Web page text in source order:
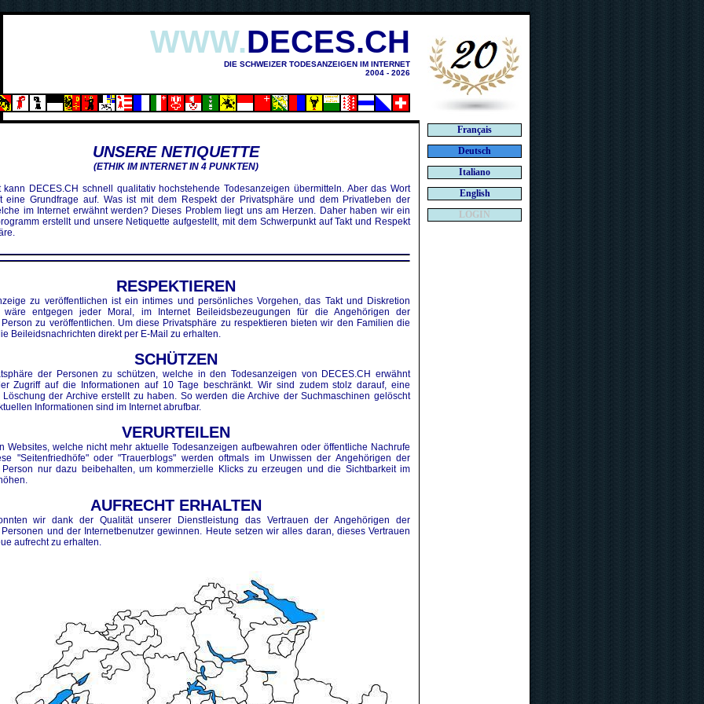
WWW.DECES.CH
DIE SCHWEIZER TODESANZEIGEN IM INTERNET
2004 - 2026
UNSERE NETIQUETTE
(ETHIK IM INTERNET IN 4 PUNKTEN)
kann DECES.CH schnell qualitativ hochstehende Todesanzeigen übermitteln. Aber das Wort
eine Grundfrage auf. Was ist mit dem Respekt der Privatsphäre und dem Privatleben der
im Internet erwähnt werden? Dieses Problem liegt uns am Herzen. Daher haben wir ein
erstellt und unsere Netiquette aufgestellt, mit dem Schwerpunkt auf Takt und Respekt
RESPEKTIEREN
zu veröffentlichen ist ein intimes und persönliches Vorgehen, das Takt und Diskretion
wäre entgegen jeder Moral, im Internet Beileidsbezeugungen für die Angehörigen der
zu veröffentlichen. Um diese Privatsphäre zu respektieren bieten wir den Familien die
Beileidsnachrichten direkt per E-Mail zu erhalten.
SCHÜTZEN
der Personen zu schützen, welche in den Todesanzeigen von DECES.CH erwähnt
Zugriff auf die Informationen auf 10 Tage beschränkt. Wir sind zudem stolz darauf, eine
Löschung der Archive erstellt zu haben. So werden die Archive der Suchmaschinen gelöscht
Informationen sind im Internet abrufbar.
VERURTEILEN
Websites, welche nicht mehr aktuelle Todesanzeigen aufbewahren oder öffentliche Nachrufe
"Seitenfriedhöfe" oder "Trauerblogs" werden oftmals im Unwissen der Angehörigen der
Person nur dazu beibehalten, um kommerzielle Klicks zu erzeugen und die Sichtbarkeit im
AUFRECHT ERHALTEN
wir dank der Qualität unserer Dienstleistung das Vertrauen der Angehörigen der
und der Internetbenutzer gewinnen. Heute setzen wir alles daran, dieses Vertrauen
aufrecht zu erhalten.
Français
Deutsch
Italiano
English
LOGIN